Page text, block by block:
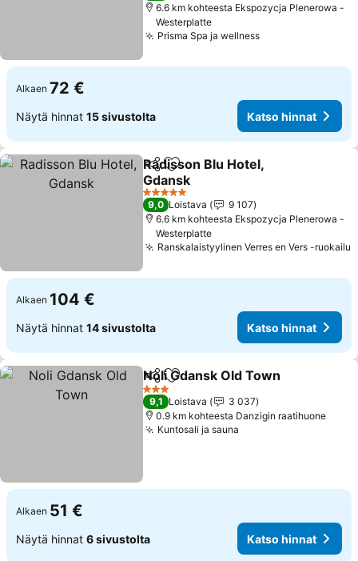
6.6 km kohteesta Ekspozycja Plenerowa -
Westerplatte
Prisma Spa ja wellness
Alkaen 72 €
Näytä hinnat 15 sivustolta Katso hinnat
Jaa Lisää suosikkeihin
Radisson Blu Hotel,
Gdansk
5 Tähtiluokitus
9,0 Loistava
9 107
6.6 km kohteesta Ekspozycja Plenerowa -
Westerplatte
Ranskalaistyylinen Verres en Vers -ruokailu
Alkaen 104 €
Näytä hinnat 14 sivustolta Katso hinnat
Jaa Lisää suosikkeihin
Noli Gdansk Old Town
3 Tähtiluokitus
9,1 Loistava
3 037
0.9 km kohteesta Danzigin raatihuone
Kuntosali ja sauna
Alkaen 51 €
Näytä hinnat 6 sivustolta Katso hinnat